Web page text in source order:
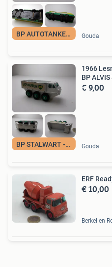
BP AUTOTANKER-1963 Gouda
BP STALWART --1966
1966
BP ALVIS
€ 9,00
Gouda
ERF
€ 10,00
Berkel en